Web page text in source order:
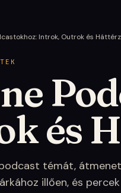
Introk, Outrok és
és
témát,
illően, és